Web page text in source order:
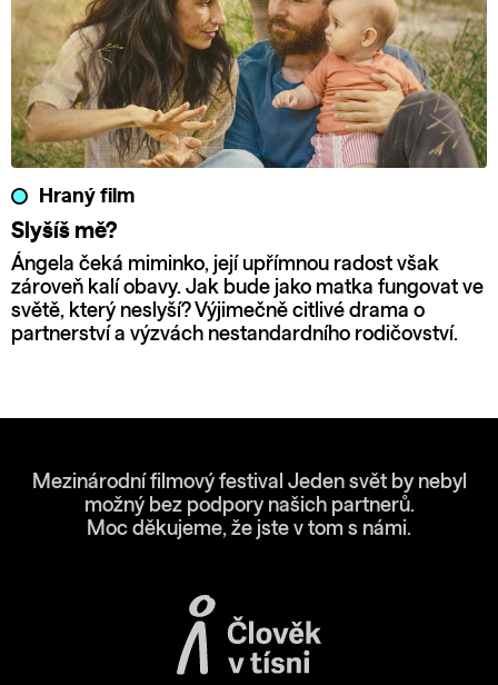
Hraný film
Slyšíš mě?
Ángela čeká miminko, její upřímnou radost však
zároveň kalí obavy. Jak bude jako matka fungovat ve
světě, který neslyší? Výjimečně citlivé drama o
partnerství a výzvách nestandardního rodičovství.
Mezinárodní filmový festival Jeden svět by nebyl
možný bez podpory našich partnerů.
Moc děkujeme, že jste v tom s námi.